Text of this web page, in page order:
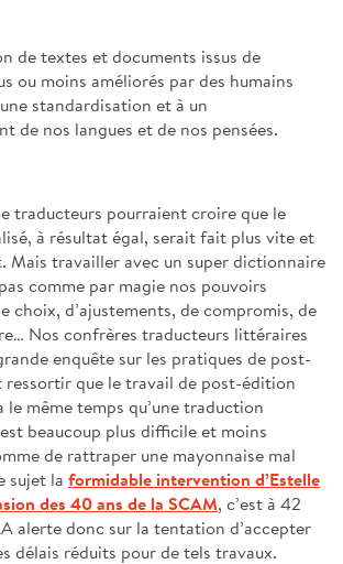
de textes et documents issus de
ou moins améliorés par des humains
standardisation et à un
de nos langues et de nos pensées.
traducteurs pourraient croire que le
à résultat égal, serait fait plus vite et
Mais travailler avec un super dictionnaire
comme par magie nos pouvoirs
choix, d’ajustements, de compromis, de
Nos confrères traducteurs littéraires
enquête sur les pratiques de post-
que le travail de post-édition
le même temps qu’une traduction
beaucoup plus difficile et moins
de rattraper une mayonnaise mal
sujet la formidable intervention d’Estelle
des 40 ans de la SCAM, c’est à 42
alerte donc sur la tentation d’accepter
délais réduits pour de tels travaux.